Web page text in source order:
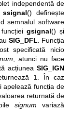
independentă de
ssignal() definește
semnalul software
gsignal() și
SIG_DFL. Funcția
specificată nicio
, atunci nu face
acțiunea SIG_IGN
1. În caz
apelează funcția de
returnată de
signum variază